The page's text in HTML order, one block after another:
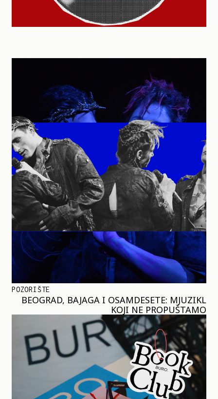
POZORIŠTE
BEOGRAD, BAJAGA I OSAMDESETE: MJUZIKL
KOJI NE PROPUŠTAMO